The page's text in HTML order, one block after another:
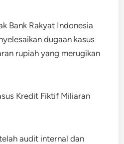
Bank Rakyat Indonesia
dugaan kasus
rupiah yang merugikan
audit internal dan